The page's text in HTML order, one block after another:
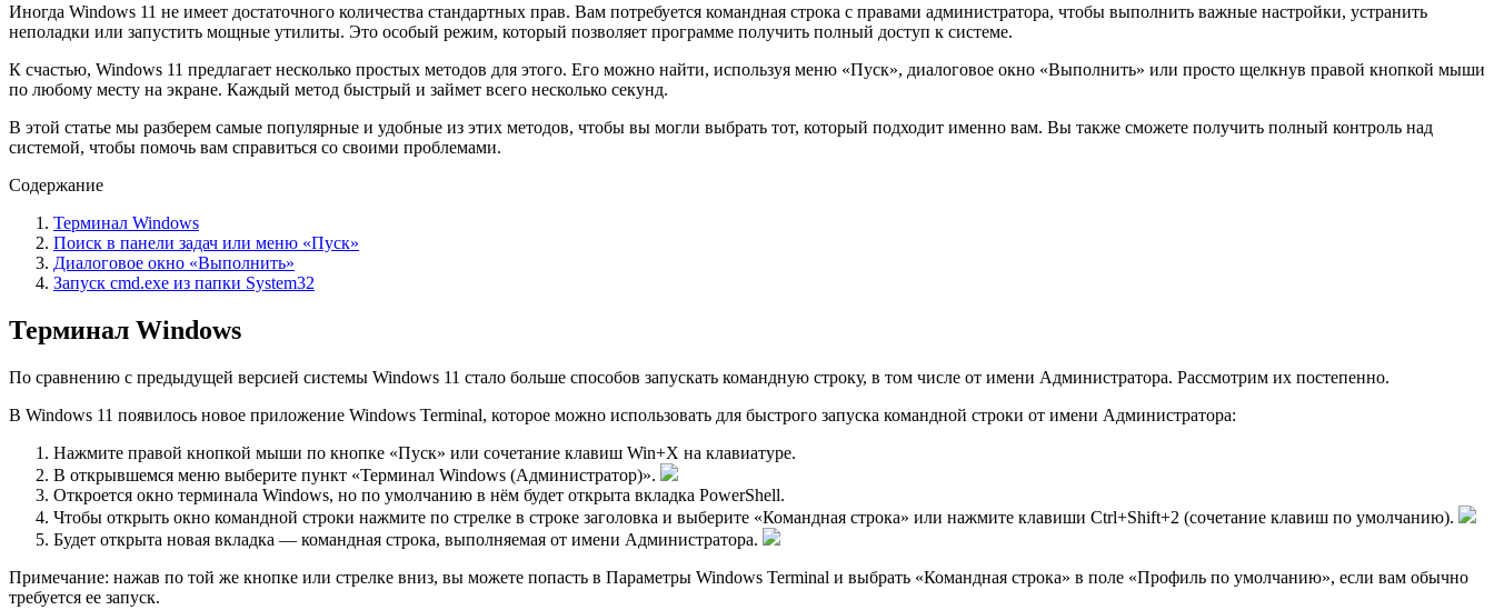
Иногда Windows 11 не имеет достаточного количества стандартных прав. Вам потребуется командная строка с правами администратора, чтобы выполнить важные настройки, устранить
неполадки или запустить мощные утилиты. Это особый режим, который позволяет программе получить полный доступ к системе.
К счастью, Windows 11 предлагает несколько простых методов для этого. Его можно найти, используя меню «Пуск», диалоговое окно «Выполнить» или просто щелкнув правой кнопкой мыши
по любому месту на экране. Каждый метод быстрый и займет всего несколько секунд.
В этой статье мы разберем самые популярные и удобные из этих методов, чтобы вы могли выбрать тот, который подходит именно вам. Вы также сможете получить полный контроль над
системой, чтобы помочь вам справиться со своими проблемами.
Содержание
Терминал Windows
Поиск в панели задач или меню «Пуск»
Диалоговое окно «Выполнить»
Запуск cmd.exe из папки System32
Терминал Windows
По сравнению с предыдущей версией системы Windows 11 стало больше способов запускать командную строку, в том числе от имени Администратора. Рассмотрим их постепенно.
В Windows 11 появилось новое приложение Windows Terminal, которое можно использовать для быстрого запуска командной строки от имени Администратора:
Нажмите правой кнопкой мыши по кнопке «Пуск» или сочетание клавиш Win+X на клавиатуре.
В открывшемся меню выберите пункт «Терминал Windows (Администратор)».
Откроется окно терминала Windows, но по умолчанию в нём будет открыта вкладка PowerShell.
Чтобы открыть окно командной строки нажмите по стрелке в строке заголовка и выберите «Командная строка» или нажмите клавиши Ctrl+Shift+2 (сочетание клавиш по умолчанию).
Будет открыта новая вкладка — командная строка, выполняемая от имени Администратора.
Примечание: нажав по той же кнопке или стрелке вниз, вы можете попасть в Параметры Windows Terminal и выбрать «Командная строка» в поле «Профиль по умолчанию», если вам обычно
требуется ее запуск.